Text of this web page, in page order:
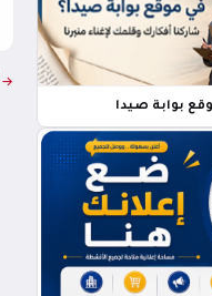
بوابة صيدا